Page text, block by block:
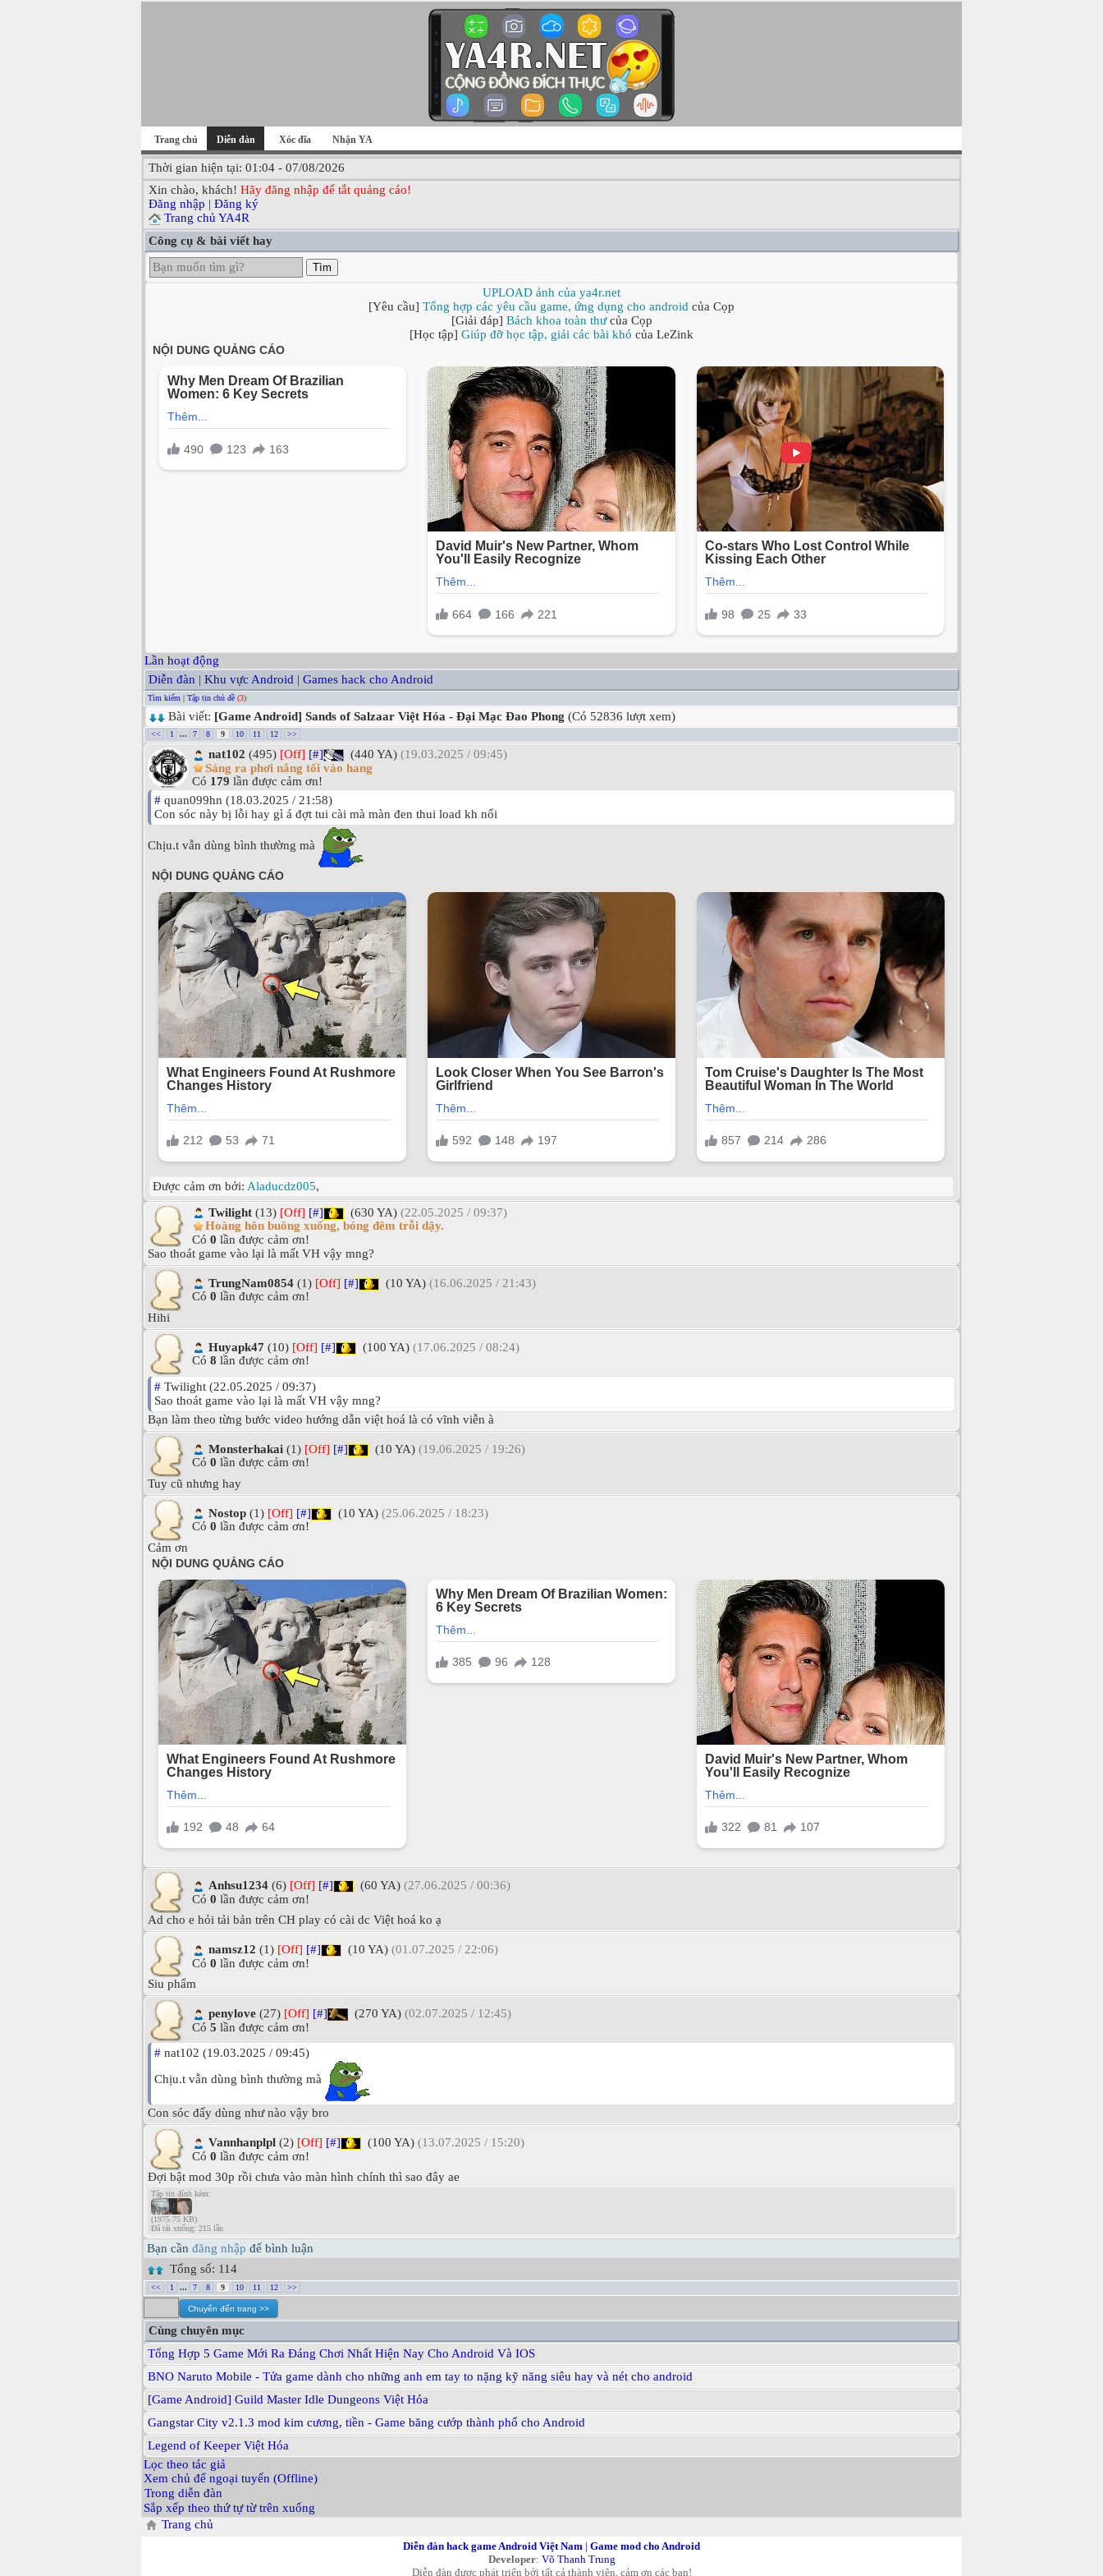
Trang chủ Diễn đàn Xóc đĩa Nhận YA
Thời gian hiện tại: 01:04 - 07/08/2026
Xin chào, khách! Hãy đăng nhập để tắt quảng cáo!
Đăng nhập | Đăng ký
Trang chủ YA4R
Công cụ & bài viết hay
Tìm
UPLOAD ảnh của ya4r.net
[Yêu cầu] Tổng hợp các yêu cầu game, ứng dụng cho android của Cọp
[Giải đáp] Bách khoa toàn thưcủa Cọp
[Học tập] Giúp đỡ học tập, giải các bài khó của LeZink
Lần hoạt động
Diễn đàn | Khu vực Android | Games hack cho Android
Tìm kiếm | Tập tin chủ đề (3)
Bài viết: [Game Android] Sands of Salzaar Việt Hóa - Đại Mạc Đao Phong (Có 52836 lượt xem)
<< 1 ... 7 8 9 10 11 12 >>
nat102 (495) [Off] [#] (440 YA) (19.03.2025 / 09:45)
Sáng ra phơi nắng tối vào hang
Có 179 lần được cảm ơn!
# quan099hn (18.03.2025 / 21:58)
Con sóc này bị lỗi hay gì á đợt tui cài mà màn đen thui load kh nổi
Chịu.t vẫn dùng bình thường mà
Được cảm ơn bởi: Aladucdz005,
Twilight (13) [Off] [#] (630 YA) (22.05.2025 / 09:37)
Hoàng hôn buông xuống, bóng đêm trỗi dậy.
Có 0 lần được cảm ơn!
Sao thoát game vào lại là mất VH vậy mng?
TrungNam0854 (1) [Off] [#] (10 YA) (16.06.2025 / 21:43)
Có 0 lần được cảm ơn!
Hihi
Huyapk47 (10) [Off] [#] (100 YA) (17.06.2025 / 08:24)
Có 8 lần được cảm ơn!
# Twilight (22.05.2025 / 09:37)
Sao thoát game vào lại là mất VH vậy mng?
Bạn làm theo từng bước video hướng dẫn việt hoá là có vĩnh viễn à
Monsterhakai (1) [Off] [#] (10 YA) (19.06.2025 / 19:26)
Có 0 lần được cảm ơn!
Tuy cũ nhưng hay
Nostop (1) [Off] [#] (10 YA) (25.06.2025 / 18:23)
Có 0 lần được cảm ơn!
Cảm ơn
Anhsu1234 (6) [Off] [#] (60 YA) (27.06.2025 / 00:36)
Có 0 lần được cảm ơn!
Ad cho e hỏi tải bản trên CH play có cài dc Việt hoá ko ạ
namsz12 (1) [Off] [#] (10 YA) (01.07.2025 / 22:06)
Có 0 lần được cảm ơn!
Siu phẩm
penylove (27) [Off] [#] (270 YA) (02.07.2025 / 12:45)
Có 5 lần được cảm ơn!
# nat102 (19.03.2025 / 09:45)
Chịu.t vẫn dùng bình thường mà
Con sóc đấy dùng như nào vậy bro
Vannhanplpl (2) [Off] [#] (100 YA) (13.07.2025 / 15:20)
Có 0 lần được cảm ơn!
Đợi bật mod 30p rồi chưa vào màn hình chính thì sao đây ae
Tập tin đính kèm:
(1975.75 KB)
Đã tải xuống: 215 lần
Bạn cần đăng nhập để bình luận
Tổng số: 114
<< 1 ... 7 8 9 10 11 12 >>
Cùng chuyên mục
Tổng Hợp 5 Game Mới Ra Đáng Chơi Nhất Hiện Nay Cho Android Và IOS
BNO Naruto Mobile - Tửa game dành cho những anh em tay to nặng kỹ năng siêu hay và nét cho android
[Game Android] Guild Master Idle Dungeons Việt Hóa
Gangstar City v2.1.3 mod kim cương, tiền - Game băng cướp thành phố cho Android
Legend of Keeper Việt Hóa
Lọc theo tác giả
Xem chủ để ngoại tuyến (Offline)
Trong diễn đàn
Sắp xếp theo thứ tự từ trên xuống
Trang chủ
Diễn đàn hack game Android Việt Nam | Game mod cho Android
Developer: Võ Thanh Trung
Diễn đàn được phát triển bởi tất cả thành viên, cảm ơn các bạn!